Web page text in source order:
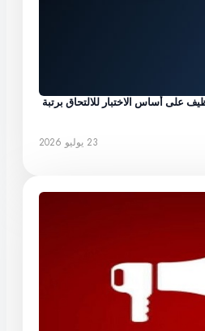
على أساس الاختبار للالتحاق برتبة
23 يوليو 2026